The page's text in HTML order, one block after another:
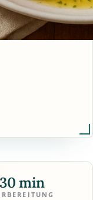
30 min